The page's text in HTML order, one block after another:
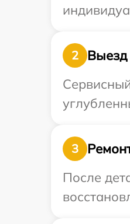
2
Выезд
3
После